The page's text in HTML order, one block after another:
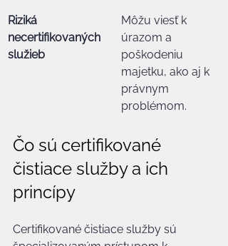
Riziká
necertifikovaných
služieb
Môžu viesť k
úrazom a
poškodeniu
majetku, ako aj k
právnym
problémom.
Čo sú certifikované
čistiace služby a ich
princípy
Certifikované čistiace služby sú